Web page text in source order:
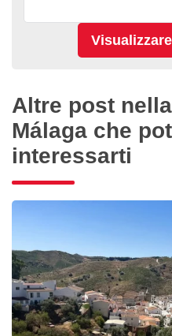
Altre post
Málaga che
interessarti